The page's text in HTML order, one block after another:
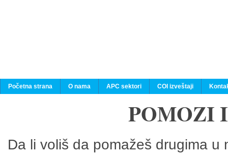
Početna strana O nama APC sektori COI izveštaji
POMOZI
Da li voliš da pomažeš drugima